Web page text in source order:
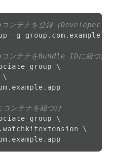
ンテナを登録（Developer
-g
ンテナをBundle IDに紐づけ
\
\
ンテナを紐づけ
\
\